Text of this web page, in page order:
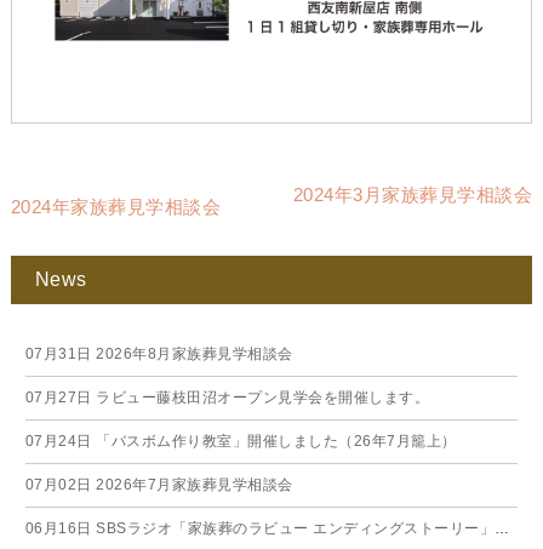
2024年家族葬見学相談会
2024年3月家族葬見学相談会
News
07月31日 2026年8月家族葬見学相談会
07月27日 ラビュー藤枝田沼オープン見学会を開催します。
07月24日 「バスボム作り教室」開催しました（26年7月籠上）
07月02日 2026年7月家族葬見学相談会
06月16日 SBSラジオ「家族葬のラビュー エンディングストーリー」に弊社スタッフが出演いたしました（26年6月）